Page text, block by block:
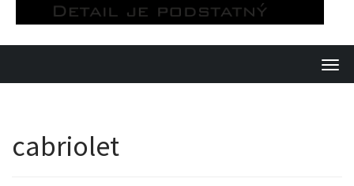
content
T
cabriolet